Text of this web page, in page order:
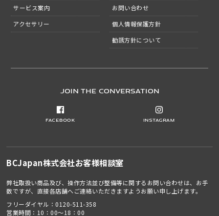
サービス案内
アクセサリー
お問い合わせ
個人情報保護方針
勧誘方針について
JOIN THE CONVERSATION
Facebook Instagram
BCJapan株式会社お客様相談室
弊社取扱い商品及び、操作方法並び整備等に関するお問い合わせは、お手
数ですが、直接各店舗へご連絡いただきますようお願い申し上げます。
フリーダイヤル：0120-511-358
営業時間：10：00～18：00